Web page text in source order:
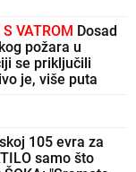
VATROM Dosad
požara u
se priključili
je, više puta
105 evra za
samo što